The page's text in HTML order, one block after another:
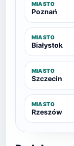
MIASTO
Poznań
MIASTO
Białystok
MIASTO
Szczecin
MIASTO
Rzeszów